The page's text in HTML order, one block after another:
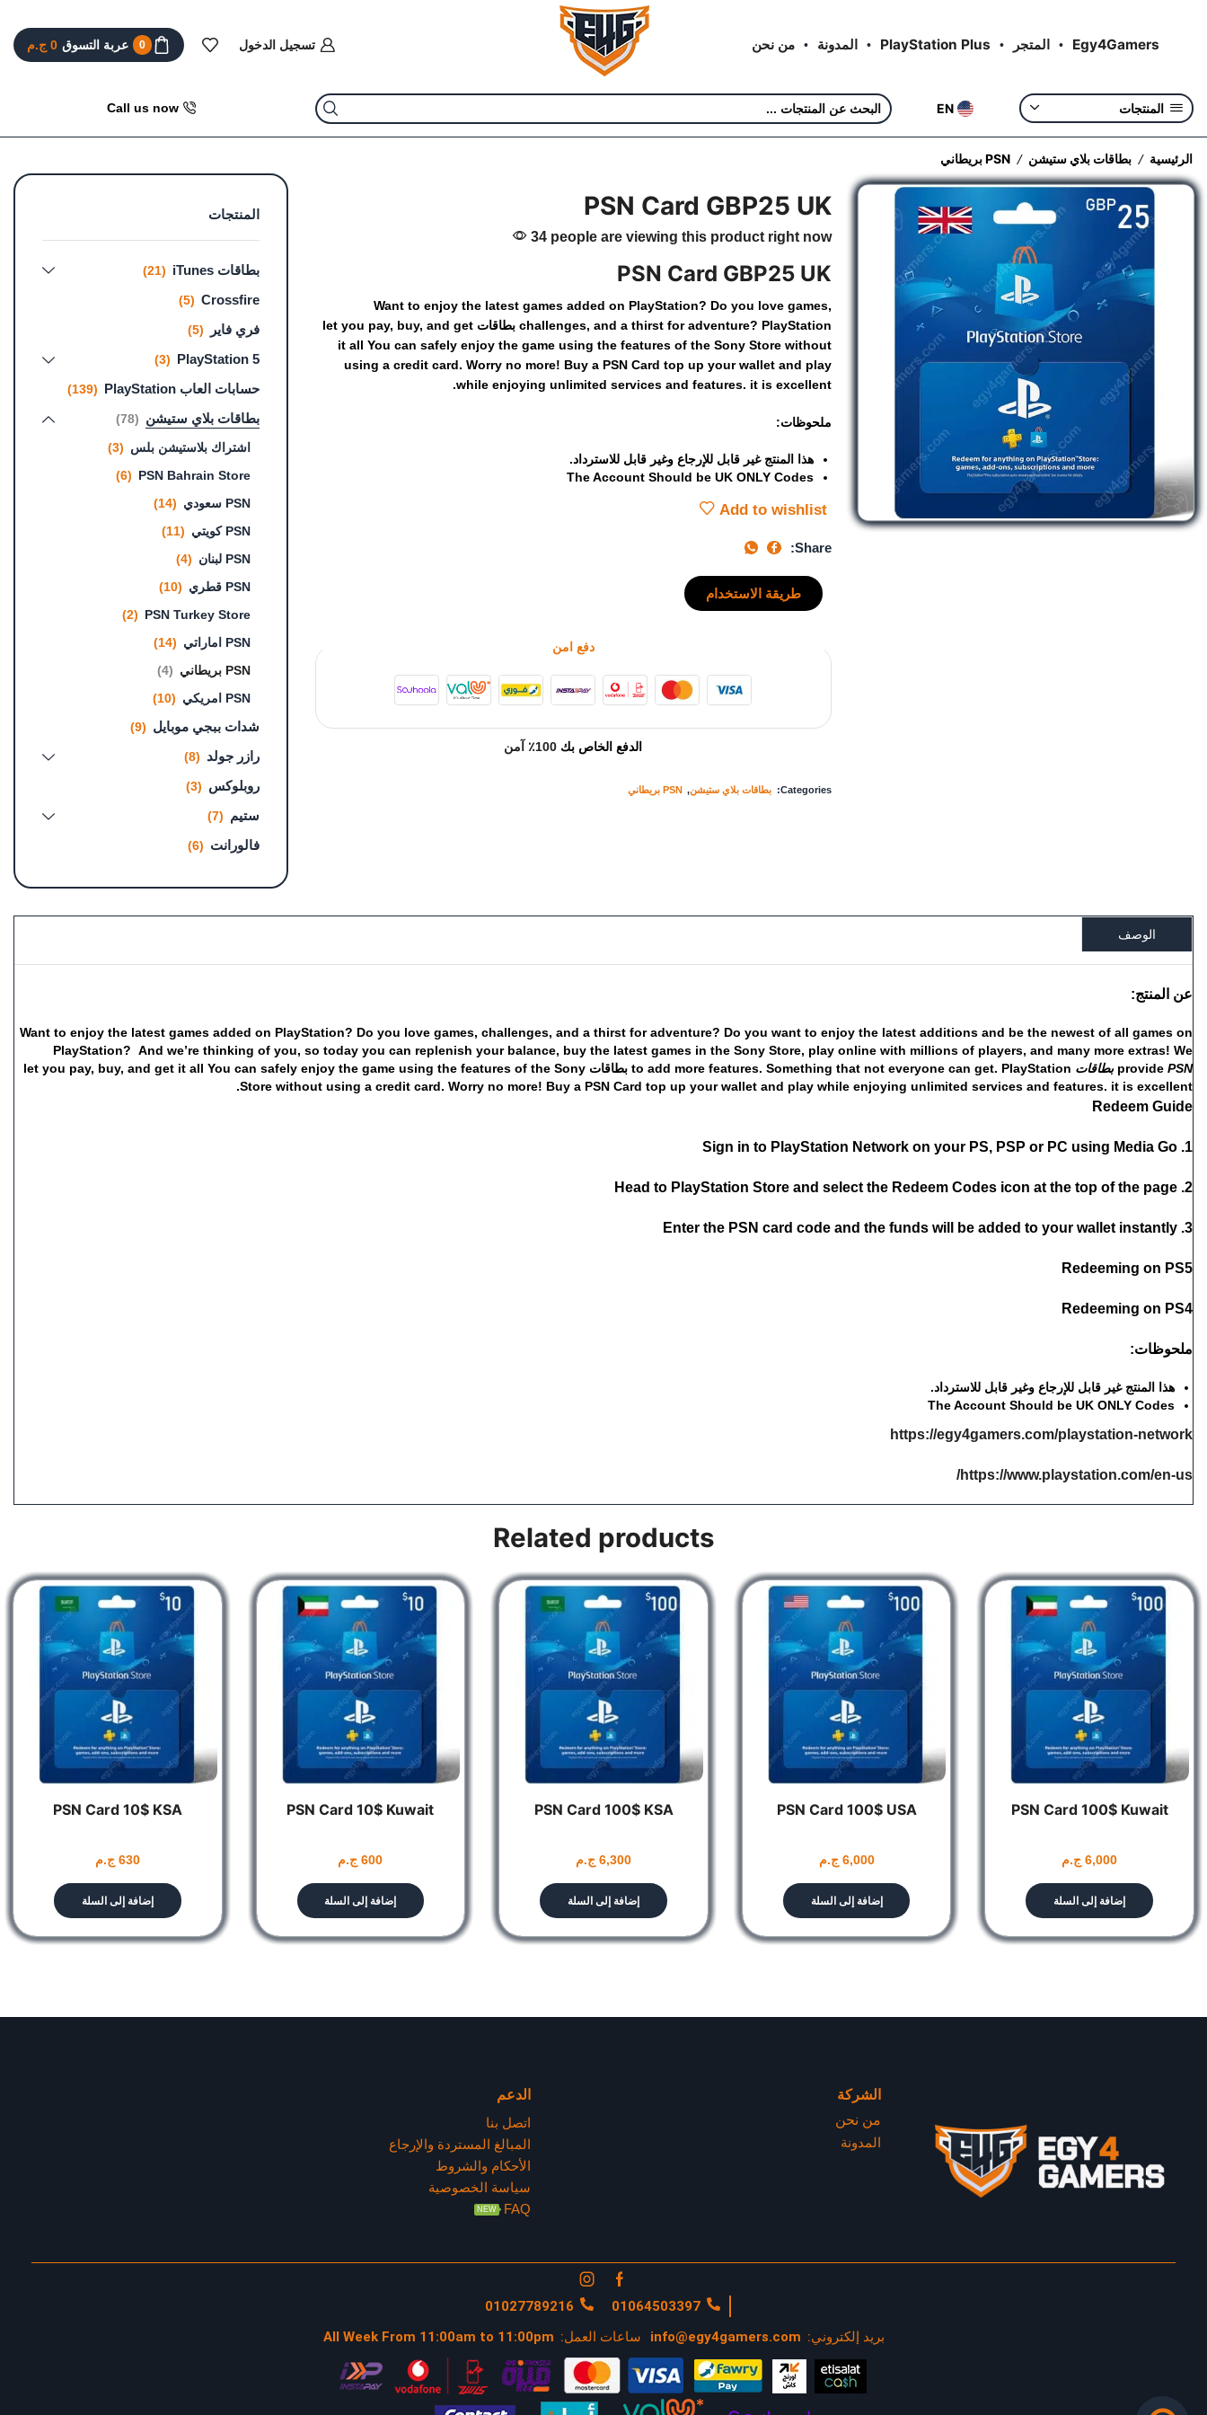
Egy4Gamers المتجر PlayStation Plus المدونة من نحن تسجيل الدخول 0 عربة التسوق 0 ج.م
المنتجات EN
Call us now
الرئيسية / بطاقات بلاي ستيشن / PSN بريطاني
PSN Card GBP25 UK
34 people are viewing this product right now
PSN Card GBP25 UK
Want to enjoy the latest games added on PlayStation? Do you love games,
challenges, and a thirst for adventure? PlayStation بطاقات let you pay, buy, and get
it all You can safely enjoy the game using the features of the Sony Store without
using a credit card. Worry no more! Buy aPSN Card top up your wallet and play
while enjoying unlimited services and features. it is excellent.
ملحوظات:
هذا المنتج غير قابل للإرجاع وغير قابل للاسترداد.
The Account Should be UK ONLY Codes
Add to wishlist
Share:
طريقة الاستخدام
دفع امن
الدفع الخاص بك 100٪ آمن
Categories: بطاقات بلاي ستيشن, PSN بريطاني
المنتجات
بطاقات iTunes (21)
Crossfire
(5)
فري فاير (5)
PlayStation 5
(3)
حسابات العاب PlayStation (139)
بطاقات بلاي ستيشن (78)
اشتراك بلاستيشن بلس (3)
PSN Bahrain Store
(6)
PSN سعودي
(14)
PSN كويتي
(11)
PSN لبنان
(4)
PSN قطري
(10)
PSN Turkey Store
(2)
PSN اماراتي
(14)
PSN بريطاني
(4)
PSN امريكي
(10)
شدات ببجي موبايل (9)
رازر جولد (8)
روبلوكس (3)
ستيم (7)
فالورانت (6)
الوصف
عن المنتج:
Want to enjoy the latest games added on PlayStation? Do you love games, challenges, and a thirst for adventure? Do you want to enjoy the latest additions and be the newest of all games on
PlayStation? And we’re thinking of you, so today you can replenish your balance, buy the latest games in the Sony Store, play online with millions of players, and many more extras! We
provide PSN بطاقات to add more features. Something that not everyone can get. PlayStation بطاقات let you pay, buy, and get it all You can safely enjoy the game using the features of the Sony
Store without using a credit card. Worry no more! Buy a PSN Card top up your wallet and play while enjoying unlimited services and features. it is excellent.
Redeem Guide
1. Sign in to PlayStation Network on your PS, PSP or PC using Media Go
2. Head to PlayStation Store and select the Redeem Codes icon at the top of the page
3. Enter the PSN card code and the funds will be added to your wallet instantly
Redeeming on PS5
Redeeming on PS4
ملحوظات:
هذا المنتج غير قابل للإرجاع وغير قابل للاسترداد.
The Account Should be UK ONLY Codes
https://egy4gamers.com/playstation-network
https://www.playstation.com/en-us/
Related products
PSN Card 100$ Kuwait
6,000 ج.م
إضافة إلى السلة
PSN Card 100$ USA
6,000 ج.م
إضافة إلى السلة
PSN Card 100$ KSA
6,300 ج.م
إضافة إلى السلة
PSN Card 10$ Kuwait
600 ج.م
إضافة إلى السلة
PSN Card 10$ KSA
630 ج.م
إضافة إلى السلة
الشركة
من نحن
المدونة
الدعم
اتصل بنا
المبالغ المستردة والإرجاع
الأحكام والشروط
سياسة الخصوصية
FAQ
NEW
01064503397
01027789216
بريد إلكتروني: info@egy4gamers.com ساعات العمل: All Week From 11:00am to 11:00pm